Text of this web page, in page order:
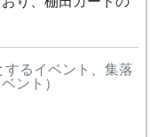
国に棚田オー
して地元の人
１年を過ごす
カリ
た
ろ
2000
るイベント、集落
ント）